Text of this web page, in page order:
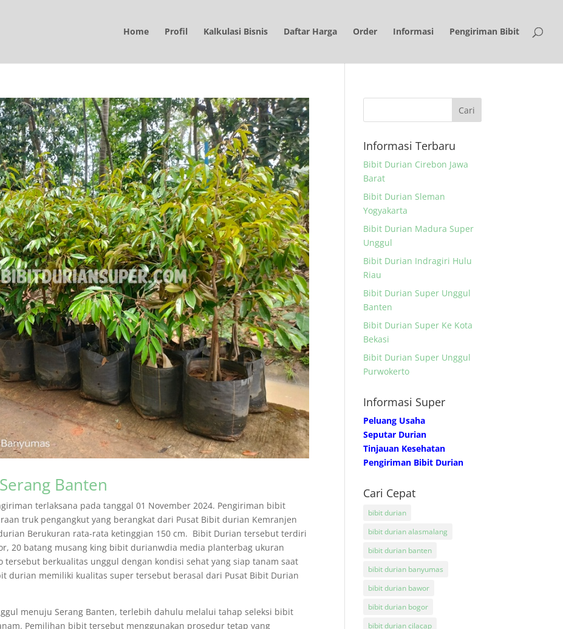
Home Profil Kalkulasi Bisnis Daftar Harga Order Informasi Pengiriman Bibit
Banten
terlaksana pada tanggal 01 November 2024. Pengiriman bibit
truk pengangkut yang berangkat dari Pusat Bibit durian Kemranjen
Berukuran rata-rata ketinggian 150 cm. Bibit Durian tersebut terdiri
20 batang musang king bibit durianwdia media planterbag ukuran
tersebut berkualitas unggul dengan kondisi sehat yang siap tanam saat
durian memiliki kualitas super tersebut berasal dari Pusat Bibit Durian
menuju Serang Banten, terlebih dahulu melalui tahap seleksi bibit
Pemilihan bibit tersebut menggunakan prosedur tetap yang
Informasi Terbaru
Bibit Durian Cirebon Jawa
Barat
Bibit Durian Sleman
Yogyakarta
Bibit Durian Madura Super
Unggul
Bibit Durian Indragiri Hulu
Riau
Bibit Durian Super Unggul
Banten
Bibit Durian Super Ke Kota
Bekasi
Bibit Durian Super Unggul
Purwokerto
Informasi Super
Peluang Usaha
Seputar Durian
Tinjauan Kesehatan
Pengiriman Bibit Durian
Cari Cepat
bibit durian
bibit durian alasmalang
bibit durian banten
bibit durian banyumas
bibit durian bawor
bibit durian bogor
bibit durian cilacap